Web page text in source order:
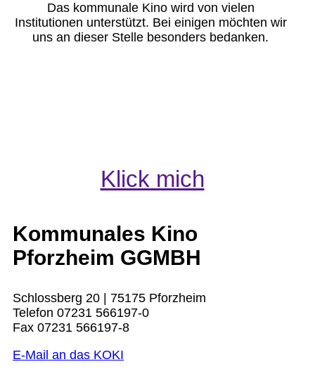
Das kommunale Kino wird von vielen
Institutionen unterstützt. Bei einigen möchten wir
uns an dieser Stelle besonders bedanken.
Klick mich
Kommunales Kino
Pforzheim GGMBH
Schlossberg 20 | 75175 Pforzheim
Telefon 07231 566197-0
Fax 07231 566197-8
E-Mail an das KOKI